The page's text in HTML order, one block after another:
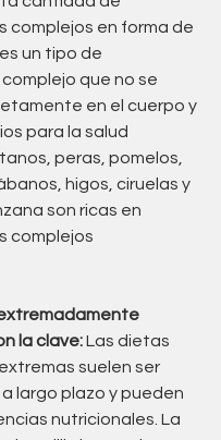
complejos en forma de
un tipo de
que no se
en el cuerpo y
para la salud
peras, pomelos,
higos, ciruelas y
son ricas en
complejos
la clave: Las dietas
suelen ser
a largo plazo y pueden
nutricionales. La